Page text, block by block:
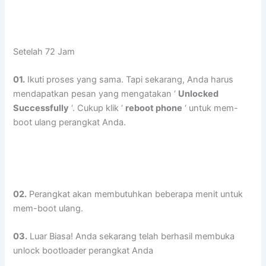
Setelah 72 Jam
01. Ikuti proses yang sama. Tapi sekarang, Anda harus
mendapatkan pesan yang mengatakan ‘ Unlocked
Successfully ‘. Cukup klik ‘ reboot phone ‘ untuk mem-
boot ulang perangkat Anda.
02. Perangkat akan membutuhkan beberapa menit untuk
mem-boot ulang.
03. Luar Biasa! Anda sekarang telah berhasil membuka
unlock bootloader perangkat Anda